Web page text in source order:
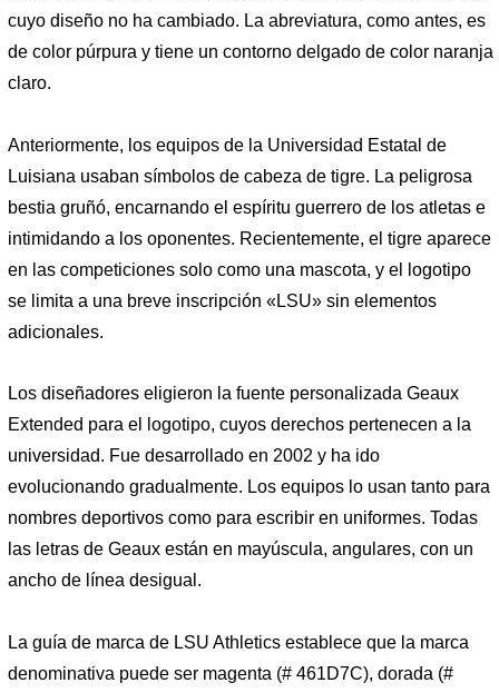
cuyo diseño no ha cambiado. La abreviatura, como antes, es
de color púrpura y tiene un contorno delgado de color naranja
claro.
Anteriormente, los equipos de la Universidad Estatal de
Luisiana usaban símbolos de cabeza de tigre. La peligrosa
bestia gruñó, encarnando el espíritu guerrero de los atletas e
intimidando a los oponentes. Recientemente, el tigre aparece
en las competiciones solo como una mascota, y el logotipo
se limita a una breve inscripción «LSU» sin elementos
adicionales.
Los diseñadores eligieron la fuente personalizada Geaux
Extended para el logotipo, cuyos derechos pertenecen a la
universidad. Fue desarrollado en 2002 y ha ido
evolucionando gradualmente. Los equipos lo usan tanto para
nombres deportivos como para escribir en uniformes. Todas
las letras de Geaux están en mayúscula, angulares, con un
ancho de línea desigual.
La guía de marca de LSU Athletics establece que la marca
denominativa puede ser magenta (# 461D7C), dorada (#